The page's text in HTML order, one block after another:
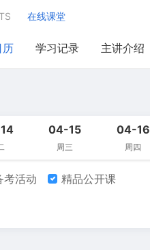
在线课堂
历 学习记录 主讲介绍
04-15
周三
04-16
周四
考活动 精品公开课